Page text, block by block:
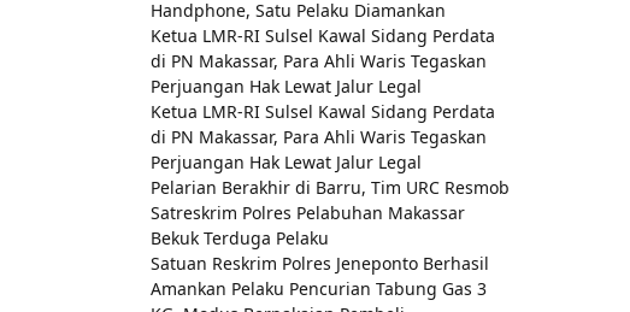
Handphone, Satu Pelaku Diamankan
Ketua LMR-RI Sulsel Kawal Sidang Perdata
di PN Makassar, Para Ahli Waris Tegaskan
Perjuangan Hak Lewat Jalur Legal
Ketua LMR-RI Sulsel Kawal Sidang Perdata
di PN Makassar, Para Ahli Waris Tegaskan
Perjuangan Hak Lewat Jalur Legal
Pelarian Berakhir di Barru, Tim URC Resmob
Satreskrim Polres Pelabuhan Makassar
Bekuk Terduga Pelaku
Satuan Reskrim Polres Jeneponto Berhasil
Amankan Pelaku Pencurian Tabung Gas 3